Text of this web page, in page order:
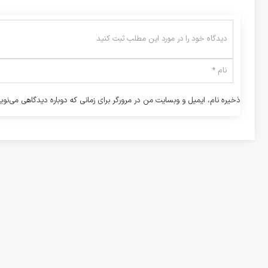
ذخیره نام، ایمیل و وبسایت من در مرورگر برای زمانی که دوباره دیدگاهی